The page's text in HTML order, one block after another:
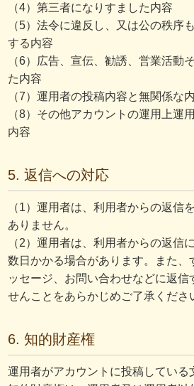
（4）第三者になりすました内容
（5）法令に違反し、又は公の秩序
する内容
（6）広告、宣伝、勧誘、営業活動
た内容
（7）運用者の投稿内容と無関係な
（8）その他アカウントの運用上運
内容
5. 返信への対応
（1）運用者は、利用者からの返信
ありません。
（2）運用者は、利用者からの返信
数日かかる場合があります。また、
ッセージ、お問い合わせなどに返信
せんことをあらかじめご了承くださ
6. 知的財産権
運用者がアカウントに投稿している